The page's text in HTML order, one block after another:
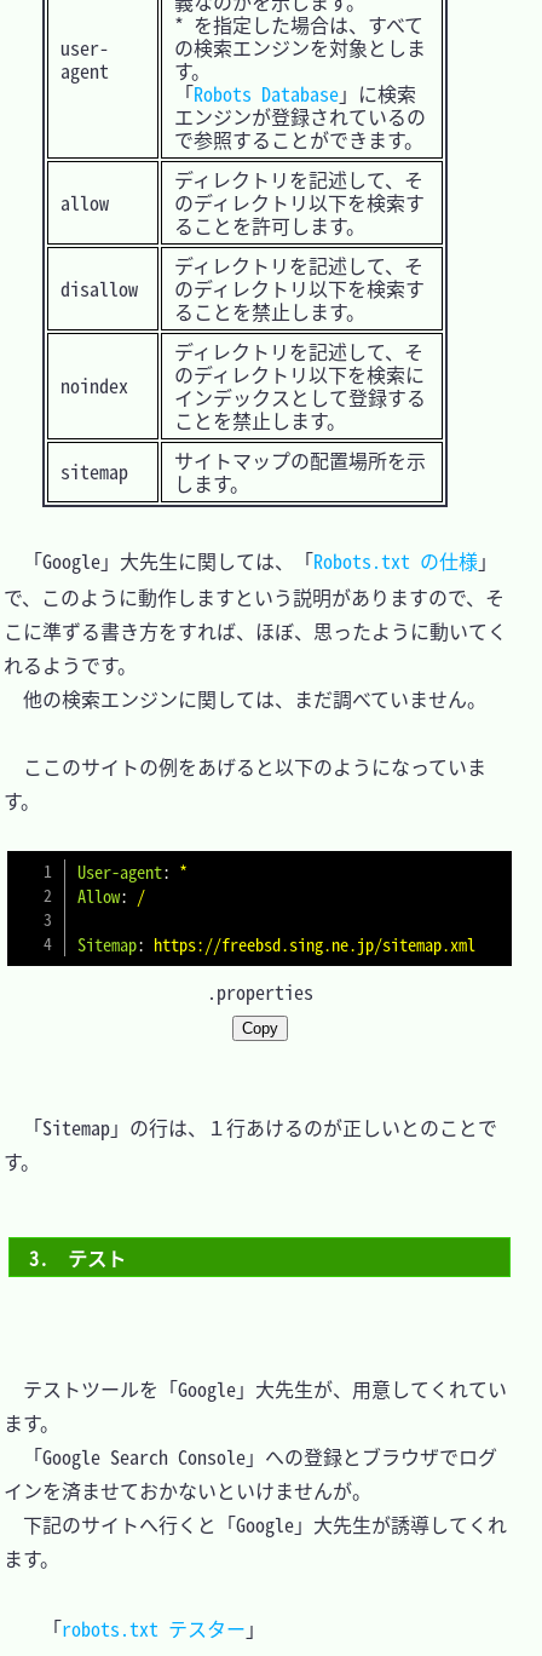
user-
agent
* を指定した場合は、すべて
の検索エンジンを対象としま
す。
「Robots Database」に検索
エンジンが登録されているの
で参照することができます。
allow
ディレクトリを記述して、そ
のディレクトリ以下を検索す
ることを許可します。
disallow
ディレクトリを記述して、そ
のディレクトリ以下を検索す
ることを禁止します。
noindex
ディレクトリを記述して、そ
のディレクトリ以下を検索に
インデックスとして登録する
ことを禁止します。
sitemap
サイトマップの配置場所を示
します。
「Google」大先生に関しては、「Robots.txt の仕様」
で、このように動作しますという説明がありますので、そ
こに準ずる書き方をすれば、ほぼ、思ったように動いてく
れるようです。
他の検索エンジンに関しては、まだ調べていません。
ここのサイトの例をあげると以下のようになっていま
す。
User-agent: *
Allow: /
Sitemap: https://freebsd.sing.ne.jp/sitemap.xml
.properties
Copy
「Sitemap」の行は、１行あけるのが正しいとのことで
す。
3.　テスト
テストツールを「Google」大先生が、用意してくれてい
ます。
「Google Search Console」への登録とブラウザでログ
インを済ませておかないといけませんが。
下記のサイトへ行くと「Google」大先生が誘導してくれ
ます。
「robots.txt テスター